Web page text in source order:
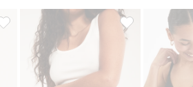
Paisley-kuvioinen huivi, Lisää suosikkeihin
Brief 3-pack